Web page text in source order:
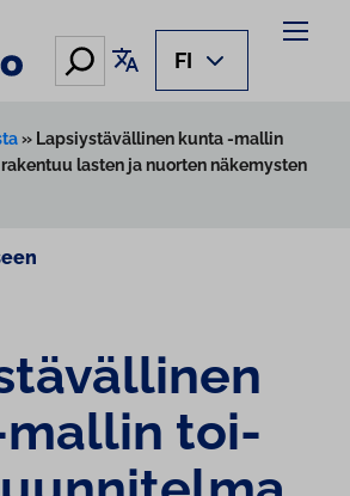
Hae Käännä sivu
FI
» Lapsiystävällinen kunta -mallin
lasten ja nuorten näkemysten
mallin toi­